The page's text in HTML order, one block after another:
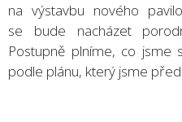
na výstavbu nového
se bude nacházet
Postupně plníme, co jsme
podle plánu, který jsme